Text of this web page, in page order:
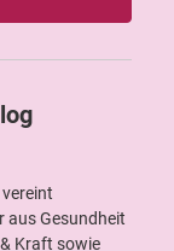
aus Gesundheit
Kraft sowie